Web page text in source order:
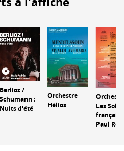
Berlioz /
Schumann :
Nuits d'été
Orchestre
Hélios
Les
français
Paul